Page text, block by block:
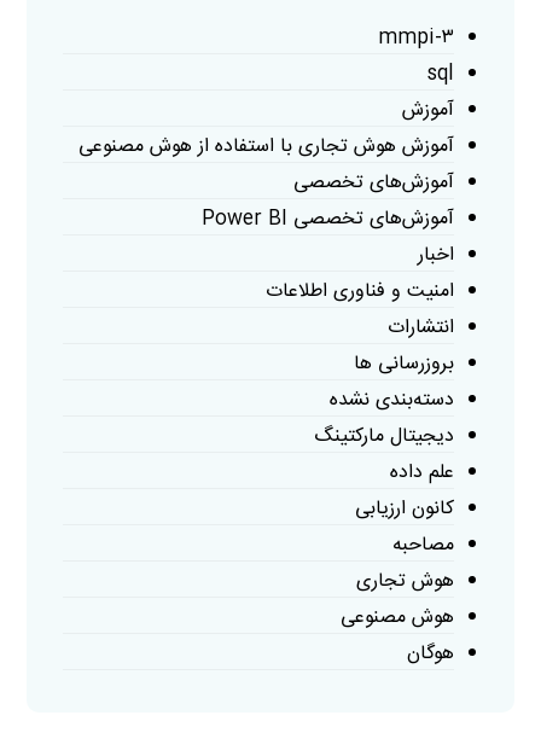
mmpi-۳
sql
آموزش
آموزش هوش تجاری با استفاده از هوش مصنوعی
آموزش‌های تخصصی
آموزش‌های تخصصی Power BI
اخبار
امنیت و فناوری اطلاعات
انتشارات
بروزرسانی ها
دسته‌بندی نشده
دیجیتال مارکتینگ
علم داده
کانون ارزیابی
مصاحبه
هوش تجاری
هوش مصنوعی
هوگان